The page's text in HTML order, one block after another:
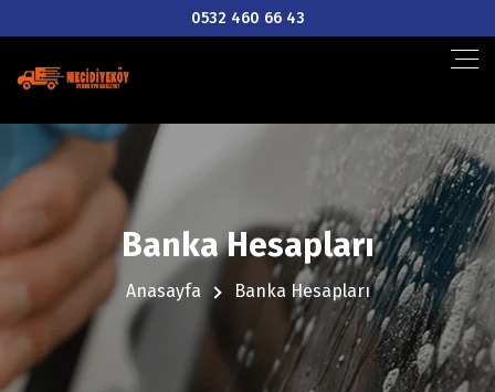
0532 460 66 43
Banka Hesapları
Anasayfa Banka Hesapları